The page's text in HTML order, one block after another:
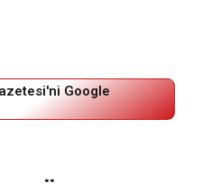
Google